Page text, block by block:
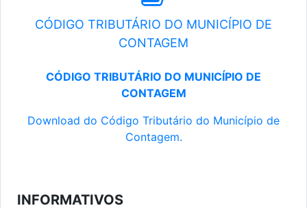
CÓDIGO TRIBUTÁRIO DO MUNICÍPIO DE
CONTAGEM
CÓDIGO TRIBUTÁRIO DO MUNICÍPIO DE
CONTAGEM
Download do Código Tributário do Município de
Contagem.
INFORMATIVOS